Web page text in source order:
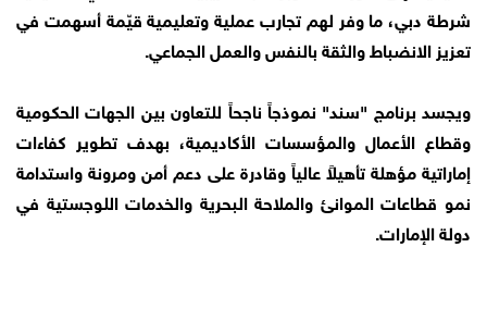
شرطة دبي، ما وفر لهم تجارب عملية وتعليمية قيّمة أسهمت في
تعزيز الانضباط والثقة بالنفس والعمل الجماعي.
ويجسد برنامج "سند" نموذجاً ناجحاً للتعاون بين الجهات الحكومية
وقطاع الأعمال والمؤسسات الأكاديمية، بهدف تطوير كفاءات
إماراتية مؤهلة تأهيلاً عالياً وقادرة على دعم أمن ومرونة واستدامة
نمو قطاعات الموانئ والملاحة البحرية والخدمات اللوجستية في
دولة الإمارات.